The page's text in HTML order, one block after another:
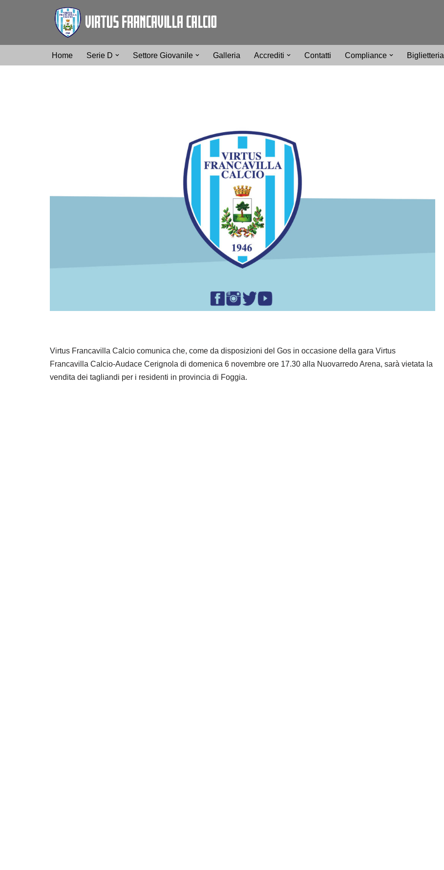
Home Serie D Settore Giovanile Galleria Accrediti Contatti Compliance Biglietteria
Virtus Francavilla Calcio comunica che, come da disposizioni del Gos in occasione della gara Virtus
Francavilla Calcio-Audace Cerignola di domenica 6 novembre ore 17.30 alla Nuovarredo Arena, sarà vietata la
vendita dei tagliandi per i residenti in provincia di Foggia.